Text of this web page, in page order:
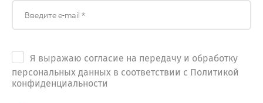
Я выражаю согласие на передачу и обработку
персональных данных в соответствии с Политикой
конфиденциальности